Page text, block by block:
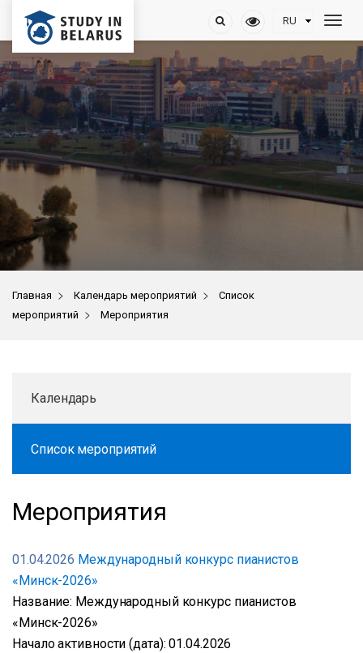
Главная > Календарь мероприятий >
Список
мероприятий > Мероприятия
Календарь
Список мероприятий
Мероприятия
01.04.2026 Международный конкурс пианистов
«Минск-2026»
Название: Международный конкурс пианистов
«Минск-2026»
Начало активности (дата): 01.04.2026